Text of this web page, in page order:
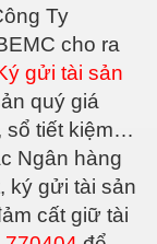
Ty
cho ra
gửi tài sản
quý giá
sổ tiết kiệm…
Ngân hàng
ký gửi tài sản
cất giữ tài